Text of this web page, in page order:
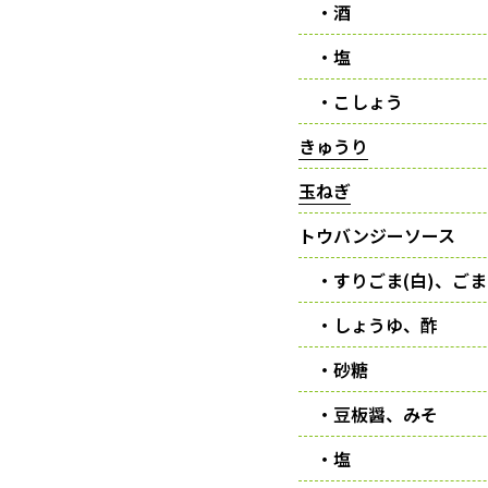
・酒
・塩
・こしょう
きゅうり
玉ねぎ
トウバンジーソース
・すりごま(白)、ご
・しょうゆ、酢
・砂糖
・豆板醤、みそ
・塩